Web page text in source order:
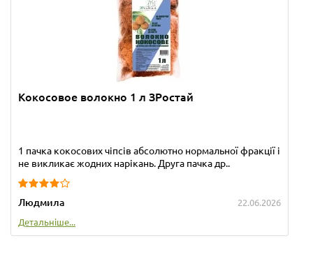
Кокосовое волокно 1 л ЗРостай
1 пачка кокосових чіпсів абсолютно нормальної фракції і
не викликає жодних нарікань. Друга пачка др..
Людмила
22.06.2026
Детальніше...